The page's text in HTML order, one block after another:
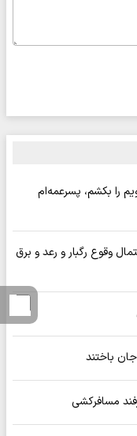
را بکشم، پسرعمه‌ام
وقوع رگبار و رعد و برق
مسافرکشی